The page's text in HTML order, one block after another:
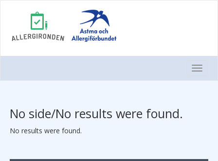
No side/No results were found.
No results were found.